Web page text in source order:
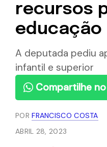
recursos
educação
A deputada pediu
infantil e superior
Compartilhe
PORFRANCISCO COSTA
ABRIL 28, 2023